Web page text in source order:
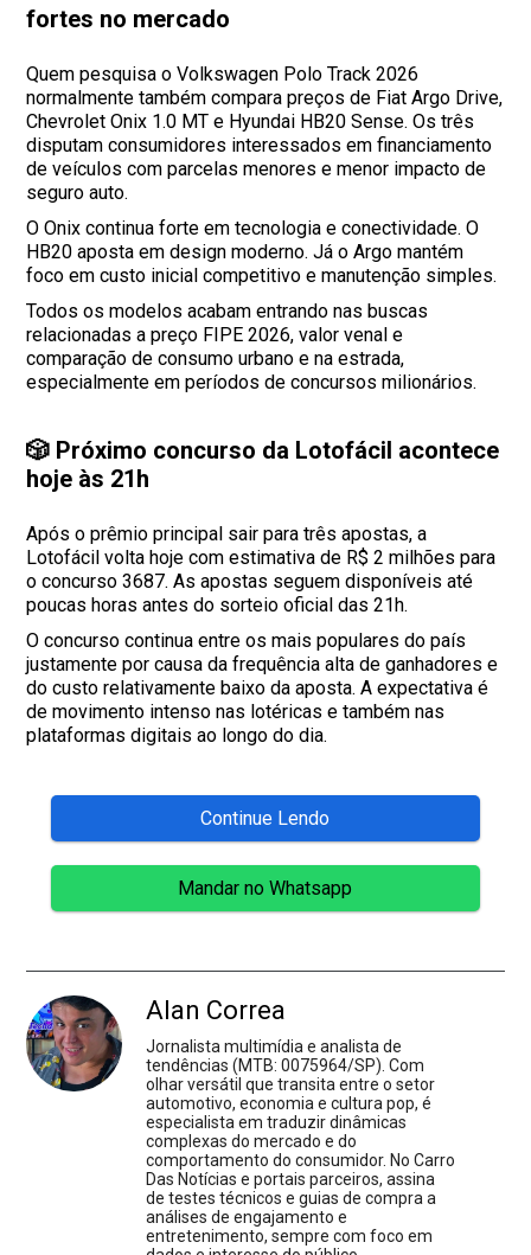
fortes no mercado
Quem pesquisa o Volkswagen Polo Track 2026
normalmente também compara preços de Fiat Argo Drive,
Chevrolet Onix 1.0 MT e Hyundai HB20 Sense. Os três
disputam consumidores interessados em financiamento
de veículos com parcelas menores e menor impacto de
seguro auto.
O Onix continua forte em tecnologia e conectividade. O
HB20 aposta em design moderno. Já o Argo mantém
foco em custo inicial competitivo e manutenção simples.
Todos os modelos acabam entrando nas buscas
relacionadas a preço FIPE 2026, valor venal e
comparação de consumo urbano e na estrada,
especialmente em períodos de concursos milionários.
🎲 Próximo concurso da Lotofácil acontece
hoje às 21h
Após o prêmio principal sair para três apostas, a
Lotofácil volta hoje com estimativa de R$ 2 milhões para
o concurso 3687. As apostas seguem disponíveis até
poucas horas antes do sorteio oficial das 21h.
O concurso continua entre os mais populares do país
justamente por causa da frequência alta de ganhadores e
do custo relativamente baixo da aposta. A expectativa é
de movimento intenso nas lotéricas e também nas
plataformas digitais ao longo do dia.
Continue Lendo
Mandar no Whatsapp
Alan Correa
Jornalista multimídia e analista de
tendências (MTB: 0075964/SP). Com
olhar versátil que transita entre o setor
automotivo, economia e cultura pop, é
especialista em traduzir dinâmicas
complexas do mercado e do
comportamento do consumidor. No Carro
Das Notícias e portais parceiros, assina
de testes técnicos e guias de compra a
análises de engajamento e
entretenimento, sempre com foco em